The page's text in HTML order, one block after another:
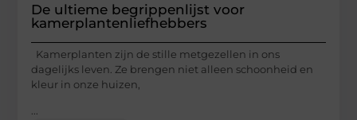
De ultieme begrippenlijst voor
kamerplantenliefhebbers
Kamerplanten zijn de stille metgezellen in ons
dagelijks leven. Ze brengen niet alleen schoonheid en
kleur in onze huizen,
...